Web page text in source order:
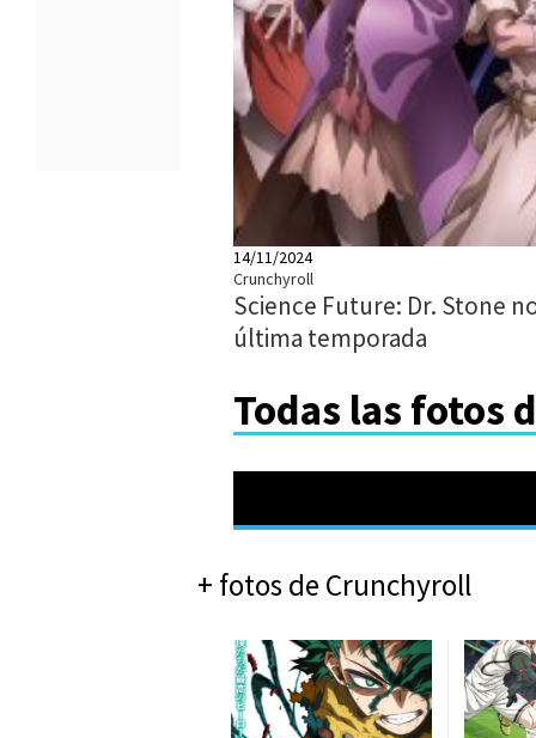
14/11/2024
Crunchyroll
Science Future: Dr. Stone
última temporada
Todas las fotos
+ fotos de Crunchyroll